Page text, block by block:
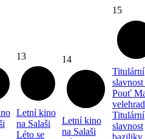
13
Letní kino
na Salaši
Léto se
14
Letní kino
na Salaši
15
Titulární
slavnost
Pouť
Titulární
slavnost
baziliky